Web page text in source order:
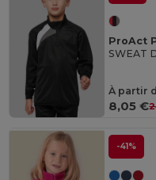
ProAct
SWEAT
À partir
8,05 €
-41%